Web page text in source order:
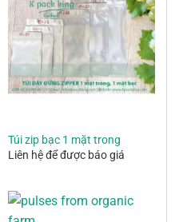
Túi zip bạc 1 mặt trong
Liên hệ để được báo giá